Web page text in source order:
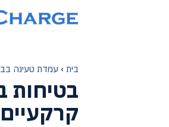
בית › עמדת טעינה
בטיחות
קרקעיים